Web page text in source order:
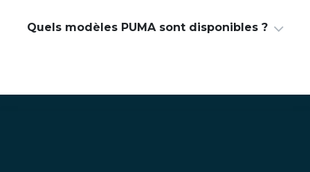
Quels modèles PUMA sont disponibles ?